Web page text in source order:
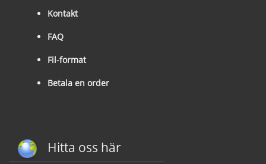
Kontakt
FAQ
Fil-format
Betala en order
Hitta oss här